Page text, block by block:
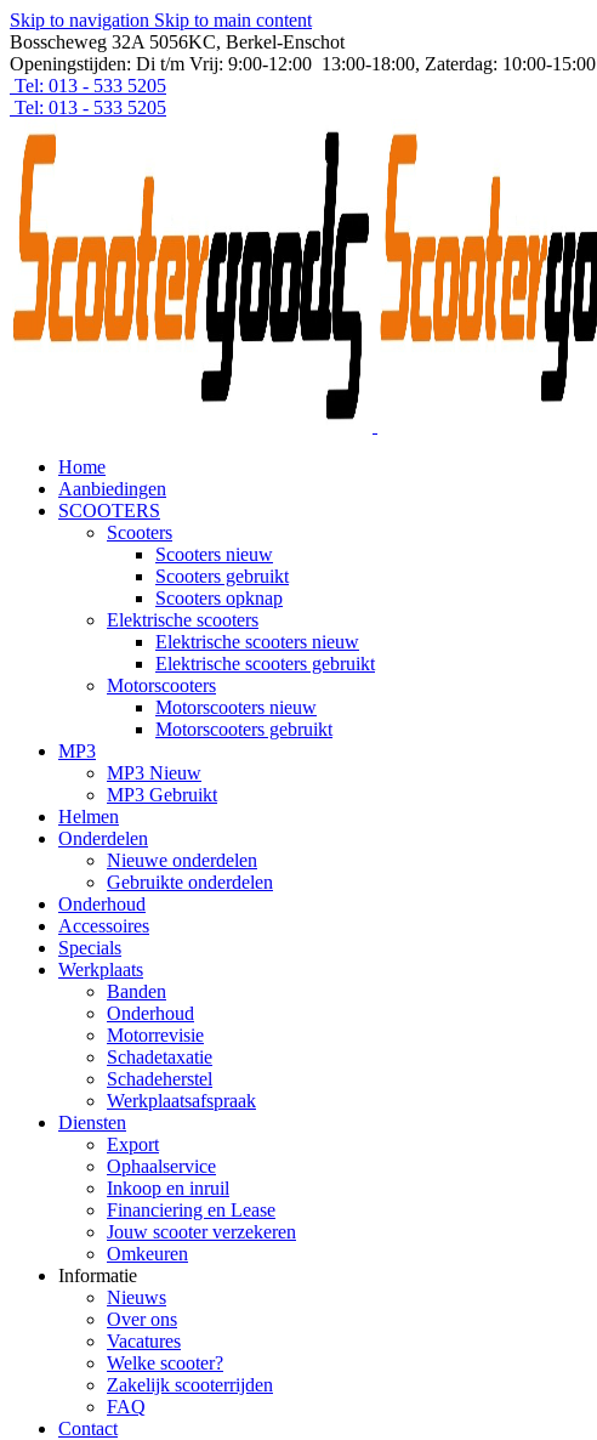
Skip to navigation Skip to main content
Bosscheweg 32A 5056KC, Berkel-Enschot
Openingstijden: Di t/m Vrij: 9:00-12:00 13:00-18:00, Zaterdag: 10:00-15:00
Tel: 013 - 533 5205
Tel: 013 - 533 5205
Home
Aanbiedingen
SCOOTERS
Scooters
Scooters nieuw
Scooters gebruikt
Scooters opknap
Elektrische scooters
Elektrische scooters nieuw
Elektrische scooters gebruikt
Motorscooters
Motorscooters nieuw
Motorscooters gebruikt
MP3
MP3 Nieuw
MP3 Gebruikt
Helmen
Onderdelen
Nieuwe onderdelen
Gebruikte onderdelen
Onderhoud
Accessoires
Specials
Werkplaats
Banden
Onderhoud
Motorrevisie
Schadetaxatie
Schadeherstel
Werkplaatsafspraak
Diensten
Export
Ophaalservice
Inkoop en inruil
Financiering en Lease
Jouw scooter verzekeren
Omkeuren
Informatie
Nieuws
Over ons
Vacatures
Welke scooter?
Zakelijk scooterrijden
FAQ
Contact